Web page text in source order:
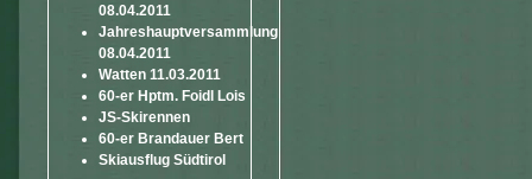
08.04.2011
Jahreshauptversammlung
08.04.2011
Watten 11.03.2011
60-er Hptm. Foidl Lois
JS-Skirennen
60-er Brandauer Bert
Skiausflug Südtirol